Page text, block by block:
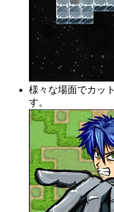
様々な場面でカッ
す。